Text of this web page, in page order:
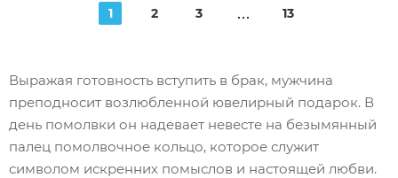
1 2 3 13
Выражая готовность вступить в брак, мужчина
преподносит возлюбленной ювелирный подарок. В
день помолвки он надевает невесте на безымянный
палец помолвочное кольцо, которое служит
символом искренних помыслов и настоящей любви.